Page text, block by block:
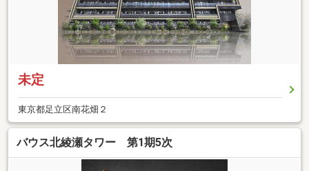
未定
東京都足立区南花畑２
バウス北綾瀬タワー 第1期5次